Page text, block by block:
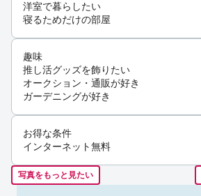
洋室で暮らしたい
寝るためだけの部屋
趣味
推し活グッズを飾りたい
オークション・通販が好き
ガーデニングが好き
お得な条件
インターネット無料
写真をもっと見たい